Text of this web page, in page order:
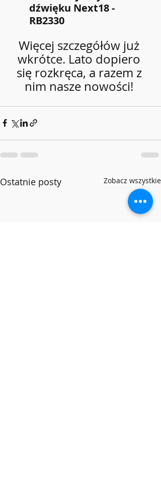
dźwięku Next18 -
RB2330
Więcej szczegółów już
wkrótce. Lato dopiero
się rozkręca, a razem z
nim nasze nowości!
Ostatnie posty Zobacz wszystkie